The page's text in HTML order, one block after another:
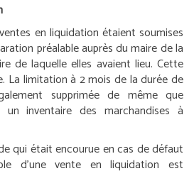
en liquidation étaient soumises
préalable auprès du maire de la
de laquelle elles avaient lieu. Cette
La limitation à 2 mois de la durée de
supprimée de même que
un inventaire des marchandises à
qui était encourue en cas de défaut
d’une vente en liquidation est